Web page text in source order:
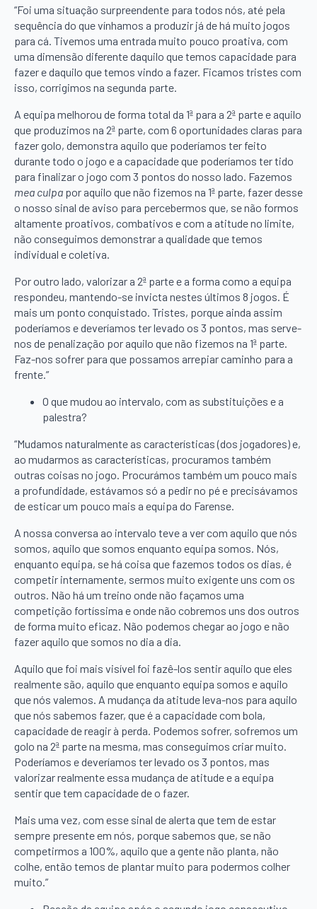
“Foi uma situação surpreendente para todos nós, até pela
sequência do que vínhamos a produzir já de há muito jogos
para cá. Tivemos uma entrada muito pouco proativa, com
uma dimensão diferente daquilo que temos capacidade para
fazer e daquilo que temos vindo a fazer. Ficamos tristes com
isso, corrigimos na segunda parte.
A equipa melhorou de forma total da 1ª para a 2ª parte e aquilo
que produzimos na 2ª parte, com 6 oportunidades claras para
fazer golo, demonstra aquilo que poderíamos ter feito
durante todo o jogo e a capacidade que poderíamos ter tido
para finalizar o jogo com 3 pontos do nosso lado. Fazemos
mea culpa por aquilo que não fizemos na 1ª parte, fazer desse
o nosso sinal de aviso para percebermos que, se não formos
altamente proativos, combativos e com a atitude no limite,
não conseguimos demonstrar a qualidade que temos
individual e coletiva.
Por outro lado, valorizar a 2ª parte e a forma como a equipa
respondeu, mantendo-se invicta nestes últimos 8 jogos. É
mais um ponto conquistado. Tristes, porque ainda assim
poderíamos e deveríamos ter levado os 3 pontos, mas serve-
nos de penalização por aquilo que não fizemos na 1ª parte.
Faz-nos sofrer para que possamos arrepiar caminho para a
frente.”
O que mudou ao intervalo, com as substituições e a
palestra?
“Mudamos naturalmente as características (dos jogadores) e,
ao mudarmos as características, procuramos também
outras coisas no jogo. Procurámos também um pouco mais
a profundidade, estávamos só a pedir no pé e precisávamos
de esticar um pouco mais a equipa do Farense.
A nossa conversa ao intervalo teve a ver com aquilo que nós
somos, aquilo que somos enquanto equipa somos. Nós,
enquanto equipa, se há coisa que fazemos todos os dias, é
competir internamente, sermos muito exigente uns com os
outros. Não há um treino onde não façamos uma
competição fortíssima e onde não cobremos uns dos outros
de forma muito eficaz. Não podemos chegar ao jogo e não
fazer aquilo que somos no dia a dia.
Aquilo que foi mais visível foi fazê-los sentir aquilo que eles
realmente são, aquilo que enquanto equipa somos e aquilo
que nós valemos. A mudança da atitude leva-nos para aquilo
que nós sabemos fazer, que é a capacidade com bola,
capacidade de reagir à perda. Podemos sofrer, sofremos um
golo na 2ª parte na mesma, mas conseguimos criar muito.
Poderíamos e deveríamos ter levado os 3 pontos, mas
valorizar realmente essa mudança de atitude e a equipa
sentir que tem capacidade de o fazer.
Mais uma vez, com esse sinal de alerta que tem de estar
sempre presente em nós, porque sabemos que, se não
competirmos a 100%, aquilo que a gente não planta, não
colhe, então temos de plantar muito para podermos colher
muito.”